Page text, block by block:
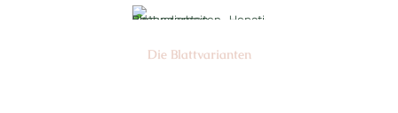
Die Blattvarianten